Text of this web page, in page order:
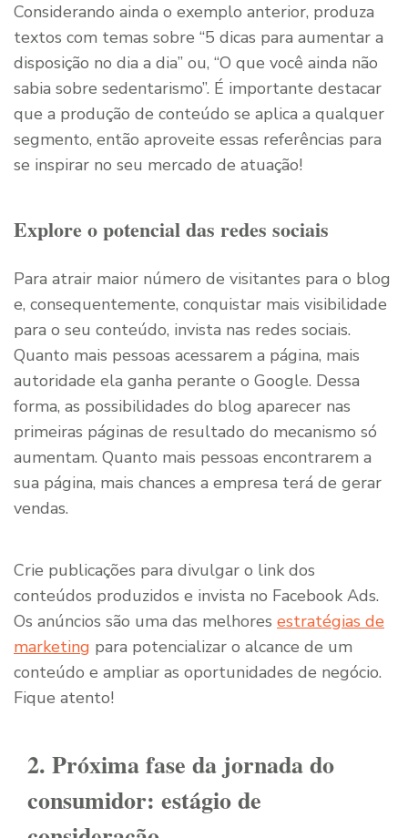
Considerando ainda o exemplo anterior, produza
textos com temas sobre “5 dicas para aumentar a
disposição no dia a dia” ou, “O que você ainda não
sabia sobre sedentarismo”. É importante destacar
que a produção de conteúdo se aplica a qualquer
segmento, então aproveite essas referências para
se inspirar no seu mercado de atuação!
Explore o potencial das redes sociais
Para atrair maior número de visitantes para o blog
e, consequentemente, conquistar mais visibilidade
para o seu conteúdo, invista nas redes sociais.
Quanto mais pessoas acessarem a página, mais
autoridade ela ganha perante o Google. Dessa
forma, as possibilidades do blog aparecer nas
primeiras páginas de resultado do mecanismo só
aumentam. Quanto mais pessoas encontrarem a
sua página, mais chances a empresa terá de gerar
vendas.
Crie publicações para divulgar o link dos
conteúdos produzidos e invista no Facebook Ads.
Os anúncios são uma das melhores estratégias de
marketing para potencializar o alcance de um
conteúdo e ampliar as oportunidades de negócio.
Fique atento!
2. Próxima fase da jornada do
consumidor: estágio de